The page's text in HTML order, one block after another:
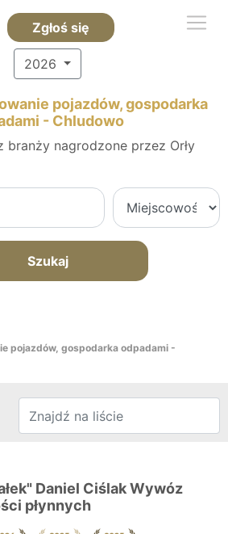
Zgłoś się
2026
pojazdów, gospodarka
- Chludowo
branży nagrodzone przez Orły
Szukaj
pojazdów, gospodarka odpadami -
Daniel Ciślak Wywóz
płynnych